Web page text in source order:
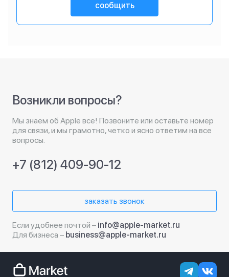
сообщить
Возникли вопросы?
Мы знаем об Apple все! Позвоните или оставьте номер
для связи, и мы грамотно, четко и ясно ответим на все
вопросы.
+7 (812) 409-90-12
заказать звонок
Если удобнее почтой – info@apple-market.ru
Для бизнеса – business@apple-market.ru